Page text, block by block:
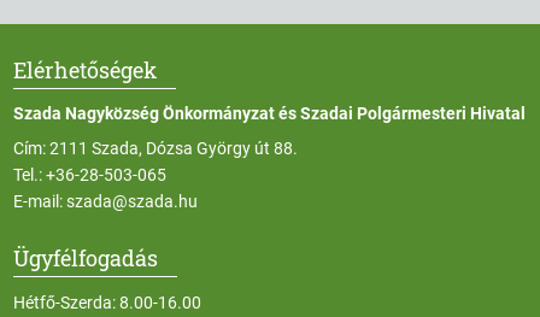
Elérhetőségek
Szada Nagyközség Önkormányzat és Szadai Polgármesteri Hivatal
Cím: 2111 Szada, Dózsa György út 88.
Tel.:+36-28-503-065
E-mail:szada@szada.hu
Ügyfélfogadás
Hétfő-Szerda: 8.00-16.00